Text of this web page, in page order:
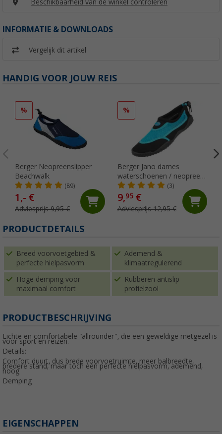
Beschikbaarheid van de winkel controleren
INFORMATIE & DOWNLOADS
Vergelijk dit artikel
HANDIG VOOR JOUW REIS
%
Berger Neopreenslipper
Beachwalk
(89)
1,- €
Adviesprijs 9,95 €
%
Berger Jano dames
waterschoenen / neopreen
schoenen
(3)
9,95€
Adviesprijs 12,95 €
PRODUCTDETAILS
Breed voorvoetgebied &
perfecte hielpasvorm
Ademend &
klimaatregulerend
Hoge demping voor
maximaal comfort
Rubberen antislip
profielzool
PRODUCTBESCHRIJVING
Lichte en comfortabele "allrounder", die een geweldige metgezel is
voor sport en reizen.
Details:
Comfort duurt, dus brede voorvoetruimte, meer balbreedte,
bredere stand, maar toch een perfecte hielpasvorm, ademend,
hoog
Demping
EIGENSCHAPPEN